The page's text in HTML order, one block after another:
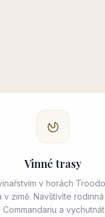
Vinné trasy
v horách
v zimě. Navštívíte rodinná
Commandariu a